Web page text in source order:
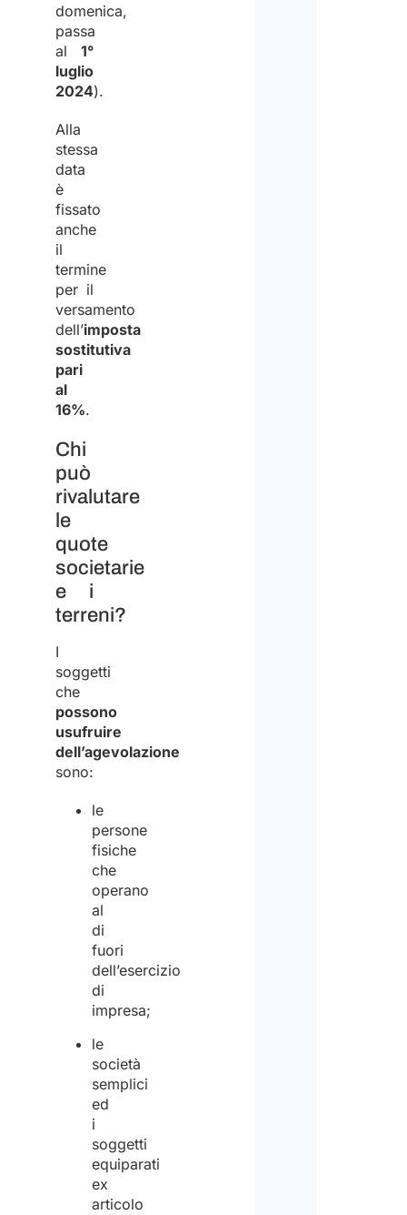
domenica,
passa
al1°
luglio
2024).
Alla
stessa
data
è
fissato
anche
il
termine
per il
versamento
dell’imposta
sostitutiva
pari
al
16%.
Chi
può
rivalutare
le
quote
societarie
e i
terreni?
I
soggetti
che
possono
usufruire
dell’agevolazione
sono:
le
persone
fisiche
che
operano
al
di
fuori
dell’esercizio
di
impresa;
le
società
semplici
ed
i
soggetti
equiparati
ex
articolo